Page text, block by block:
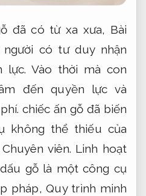
đã có từ xa xưa, Bài
có tư duy nhận
lực. Vào thời mà con
đến quyền lực và
chiếc ấn gỗ đã biến
không thể thiếu của
Chuyên viên. Linh hoạt
gỗ là một công cụ
pháp,Quy trình minh